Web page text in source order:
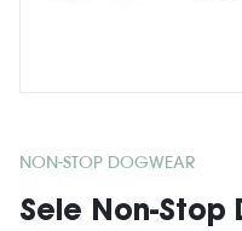
NON-STOP DOGWEAR
Sele Non-Stop